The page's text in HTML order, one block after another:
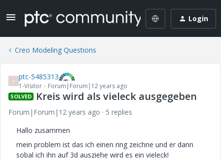
Login
Creo Modeling Questions
P ptc-5485313
1-Visitor Forum|Forum|12 years ago
SOLVED Kreis wird als vieleck ausgegeben
Forum|Forum|12 years ago
5 replies
Hallo zusammen
mein problem ist das ich einen ring zeichne und er dann
sobal ich ihn auf 3d ausziehe wird es ein vieleck!